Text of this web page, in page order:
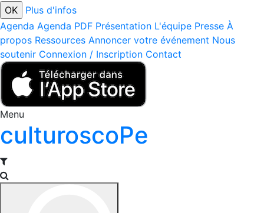
Plus d'infos
Agenda Agenda PDF Présentation L'équipe Presse À
propos Ressources Annoncer votre événement Nous
soutenir Connexion / Inscription Contact
Menu
culturoscoPe